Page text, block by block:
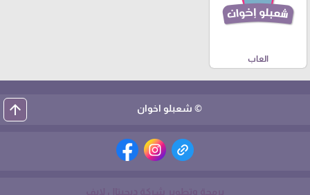
العاب
© شعبلو اخوان arrow_upward